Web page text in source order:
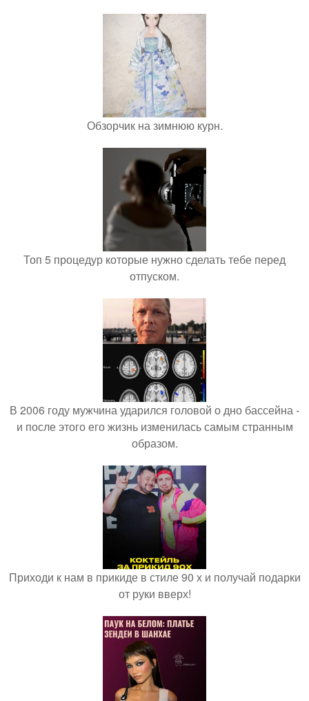
Обзорчик на зимнюю курн.
Топ 5 процедур которые нужно сделать тебе перед
отпуском.
В 2006 году мужчина ударился головой о дно бассейна -
и после этого его жизнь изменилась самым странным
образом.
Приходи к нам в прикиде в стиле 90 х и получай подарки
от руки вверх!